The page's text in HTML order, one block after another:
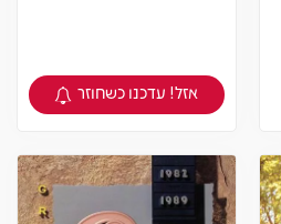
צפיה במוצר
אזל! עדכנו כשחוזר